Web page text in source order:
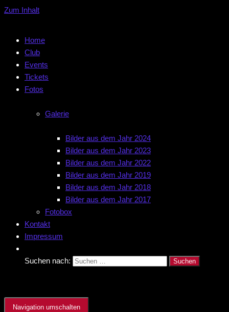
Zum Inhalt
Home
Club
Events
Tickets
Fotos
Galerie
Bilder aus dem Jahr 2024
Bilder aus dem Jahr 2023
Bilder aus dem Jahr 2022
Bilder aus dem Jahr 2019
Bilder aus dem Jahr 2018
Bilder aus dem Jahr 2017
Fotobox
Kontakt
Impressum
Suchen nach:
Navigation umschalten